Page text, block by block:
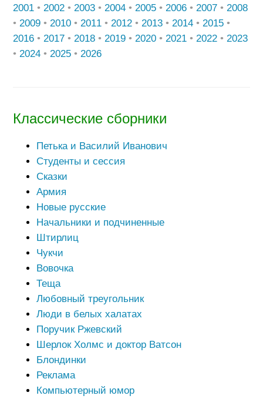
2001 • 2002 • 2003 • 2004 • 2005 • 2006 • 2007 • 2008
• 2009 • 2010 • 2011 • 2012 • 2013 • 2014 • 2015 •
2016 • 2017 • 2018 • 2019 • 2020 • 2021 • 2022 • 2023
• 2024 • 2025 • 2026
Классические сборники
Петька и Василий Иванович
Студенты и сессия
Сказки
Армия
Новые русские
Начальники и подчиненные
Штирлиц
Чукчи
Вовочка
Теща
Любовный треугольник
Люди в белых халатах
Поручик Ржевский
Шерлок Холмс и доктор Ватсон
Блондинки
Реклама
Компьютерный юмор